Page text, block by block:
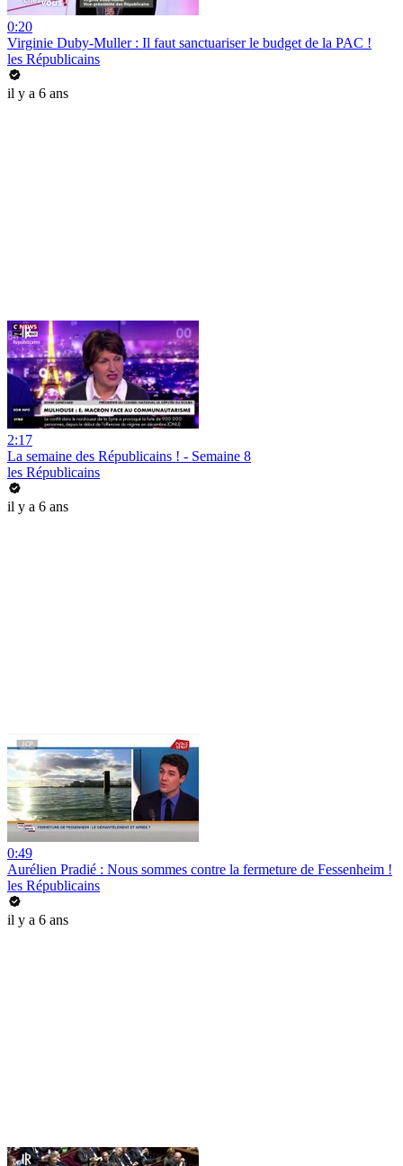
0:20
Virginie Duby-Muller : Il faut sanctuariser le budget de la PAC !
les Républicains
il y a 6 ans
2:17
La semaine des Républicains ! - Semaine 8
les Républicains
il y a 6 ans
0:49
Aurélien Pradié : Nous sommes contre la fermeture de Fessenheim !
les Républicains
il y a 6 ans